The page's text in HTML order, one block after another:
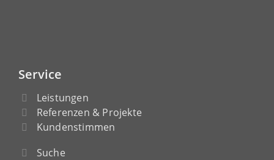
Service
Leistungen
Referenzen & Projekte
Kundenstimmen
Suche